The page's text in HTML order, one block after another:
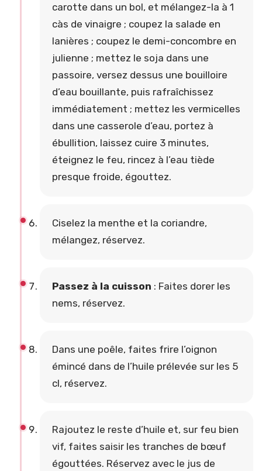
carotte dans un bol, et mélangez-la à 1
càs de vinaigre ; coupez la salade en
lanières ; coupez le demi-concombre en
julienne ; mettez le soja dans une
passoire, versez dessus une bouilloire
d’eau bouillante, puis rafraîchissez
immédiatement ; mettez les vermicelles
dans une casserole d’eau, portez à
ébullition, laissez cuire 3 minutes,
éteignez le feu, rincez à l’eau tiède
presque froide, égouttez.
Ciselez la menthe et la coriandre,
mélangez, réservez.
Passez à la cuisson : Faites dorer les
nems, réservez.
Dans une poêle, faites frire l’oignon
émincé dans de l’huile prélevée sur les 5
cl, réservez.
Rajoutez le reste d’huile et, sur feu bien
vif, faites saisir les tranches de bœuf
égouttées. Réservez avec le jus de